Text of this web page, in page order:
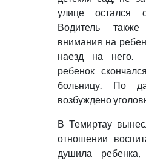
улице остался
Водитель
внимания на
наезд на него.
ребенок
больницу. По
возбуждено
В Темиртау
отношении
душила